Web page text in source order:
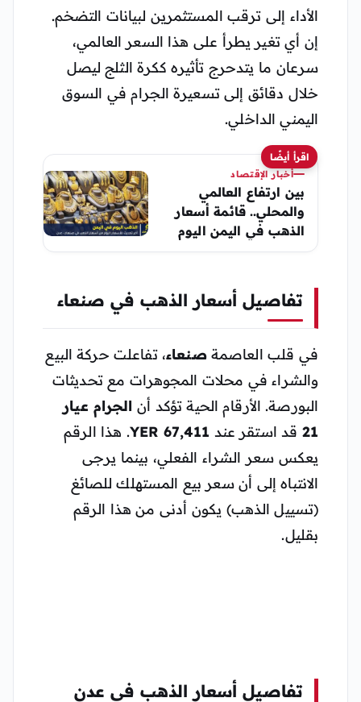
الأداء إلى ترقب المستثمرين لبيانات التضخم.
إن أي تغير يطرأ على هذا السعر العالمي،
سرعان ما يتدحرج تأثيره ككرة الثلج ليصل
خلال دقائق إلى تسعيرة الجرام في السوق
اليمني الداخلي.
اقرأ أيضًا
أخبار الإقتصاد
بين ارتفاع العالمي
والمحلي.. قائمة أسعار
الذهب في اليمن اليوم
الثلاثاء، 9 يونيو 2026
تفاصيل أسعار الذهب في صنعاء
في قلب العاصمةصنعاء، تفاعلت حركة البيع
والشراء في محلات المجوهرات مع تحديثات
البورصة. الأرقام الحية تؤكد أن الجرام عيار
21 قد استقر عند 67,411 YER
. هذا الرقم
يعكس سعر الشراء الفعلي، بينما يرجى
الانتباه إلى أن سعر بيع المستهلك للصائغ
(تسييل الذهب) يكون أدنى من هذا الرقم
بقليل.
تفاصيل أسعار الذهب في عدن